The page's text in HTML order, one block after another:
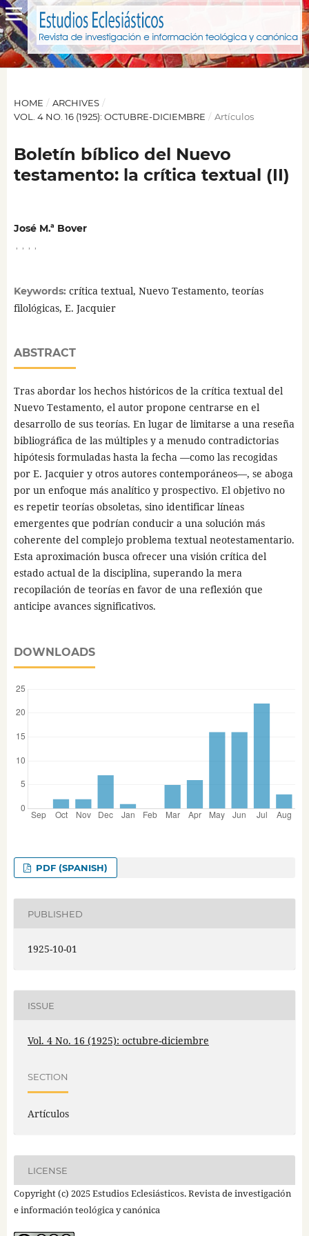
HOME / ARCHIVES /
VOL. 4 NO. 16 (1925): OCTUBRE-DICIEMBRE / Artículos
Boletín bíblico del Nuevo
testamento: la crítica textual (II)
José M.ª Bover
Keywords: crítica textual, Nuevo Testamento, teorías
filológicas, E. Jacquier
ABSTRACT
Tras abordar los hechos históricos de la crítica textual del
Nuevo Testamento, el autor propone centrarse en el
desarrollo de sus teorías. En lugar de limitarse a una reseña
bibliográfica de las múltiples y a menudo contradictorias
hipótesis formuladas hasta la fecha —como las recogidas
por E. Jacquier y otros autores contemporáneos—, se aboga
por un enfoque más analítico y prospectivo. El objetivo no
es repetir teorías obsoletas, sino identificar líneas
emergentes que podrían conducir a una solución más
coherente del complejo problema textual neotestamentario.
Esta aproximación busca ofrecer una visión crítica del
estado actual de la disciplina, superando la mera
recopilación de teorías en favor de una reflexión que
anticipe avances significativos.
DOWNLOADS
PDF (SPANISH)
PUBLISHED
1925-10-01
ISSUE
Vol. 4 No. 16 (1925): octubre-diciembre
SECTION
Artículos
LICENSE
Copyright (c) 2025 Estudios Eclesiásticos. Revista de investigación
e información teológica y canónica